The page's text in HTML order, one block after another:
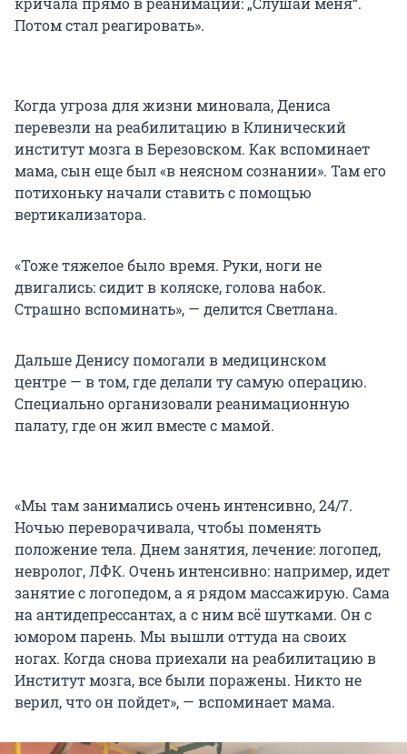
Потом стал реагировать».
Когда угроза для жизни миновала, Дениса
перевезли на реабилитацию в Клинический
институт мозга в Березовском. Как вспоминает
мама, сын еще был «в неясном сознании». Там его
потихоньку начали ставить с помощью
вертикализатора.
«Тоже тяжелое было время. Руки, ноги не
двигались: сидит в коляске, голова набок.
Страшно вспоминать», — делится Светлана.
Дальше Денису помогали в медицинском
центре — в том, где делали ту самую операцию.
Специально организовали реанимационную
палату, где он жил вместе с мамой.
«Мы там занимались очень интенсивно, 24/7.
Ночью переворачивала, чтобы поменять
положение тела. Днем занятия, лечение: логопед,
невролог, ЛФК. Очень интенсивно: например, идет
занятие с логопедом, а я рядом массажирую. Сама
на антидепрессантах, а с ним всё шутками. Он с
юмором парень. Мы вышли оттуда на своих
ногах. Когда снова приехали на реабилитацию в
Институт мозга, все были поражены. Никто не
верил, что он пойдет», — вспоминает мама.